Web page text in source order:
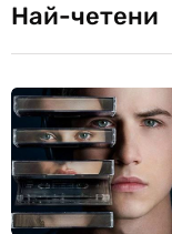
Най-четени